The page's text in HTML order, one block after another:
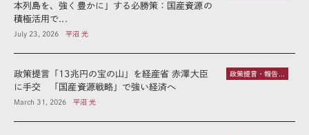
本列島を、強く豊かに」する必勝策：国産資源の
積極活用で...
July 23, 2026 平沼 光
政策提言「13兆円の宝の山」を経産省 赤澤大臣
に手交 「国産資源戦略」で強い経済へ
March 31, 2026 平沼 光